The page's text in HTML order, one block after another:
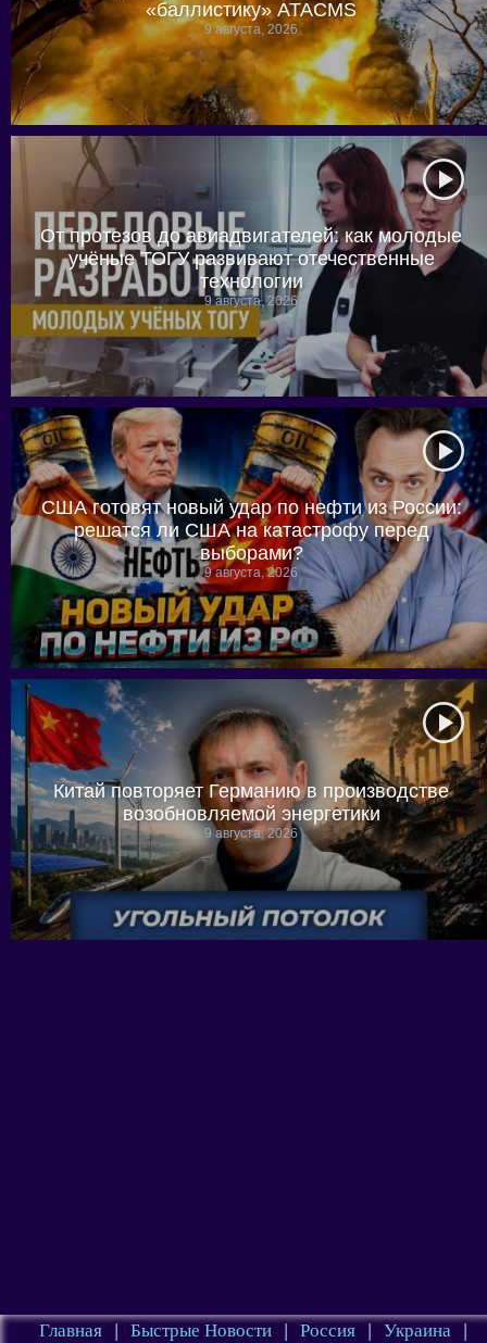
«баллистику» ATACMS
9 августа, 2026
От протезов до авиадвигателей: как молодые
учёные ТОГУ развивают отечественные
технологии
9 августа, 2026
США готовят новый удар по нефти из России:
решатся ли США на катастрофу перед
выборами?
9 августа, 2026
Китай повторяет Германию в производстве
возобновляемой энергетики
9 августа, 2026
Главная | Быстрые Новости | Россия | Украина |